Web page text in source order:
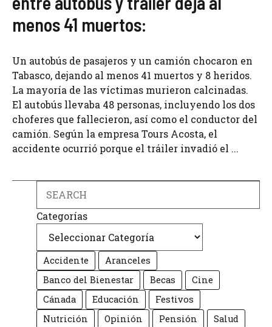
menos 41 muertos:
Un autobús de pasajeros y un camión chocaron en
Tabasco, dejando al menos 41 muertos y 8 heridos.
La mayoría de las víctimas murieron calcinadas.
El autobús llevaba 48 personas, incluyendo los dos
choferes que fallecieron, así como el conductor del
camión. Según la empresa Tours Acosta, el
accidente ocurrió porque el tráiler invadió el ...
Categorías
Accidente
Aranceles
Banco del Bienestar
Becas
Cine
Cánada
Educación
Festivos
Nutrición
Opinión Pensión
Salud